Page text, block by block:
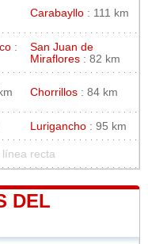
Carabayllo : 111 km
:
San Juan de
Miraflores : 82 km
Chorrillos : 84 km
Lurigancho : 95 km
línea recta
DEL